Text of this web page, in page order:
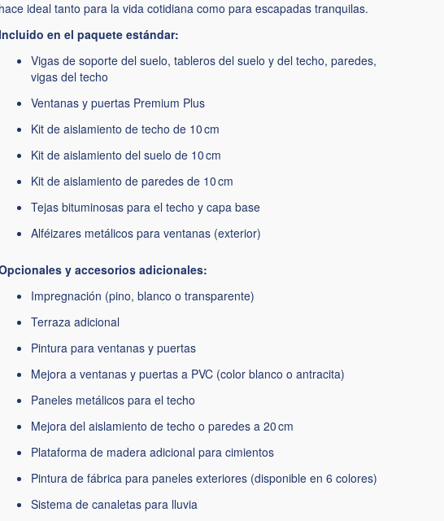
hace ideal tanto para la vida cotidiana como para escapadas tranquilas.
en el paquete estándar:
Vigas de soporte del suelo, tableros del suelo y del techo, paredes,
vigas del techo
Ventanas y puertas Premium Plus
Kit de aislamiento de techo de 10 cm
Kit de aislamiento del suelo de 10 cm
Kit de aislamiento de paredes de 10 cm
Tejas bituminosas para el techo y capa base
Alféizares metálicos para ventanas (exterior)
y accesorios adicionales:
Impregnación (pino, blanco o transparente)
Terraza adicional
Pintura para ventanas y puertas
Mejora a ventanas y puertas a PVC (color blanco o antracita)
Paneles metálicos para el techo
Mejora del aislamiento de techo o paredes a 20 cm
Plataforma de madera adicional para cimientos
Pintura de fábrica para paneles exteriores (disponible en 6 colores)
Sistema de canaletas para lluvia